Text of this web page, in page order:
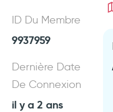
ID Du Membre
9937959
Dernière Date
De Connexion
il y a 2 ans